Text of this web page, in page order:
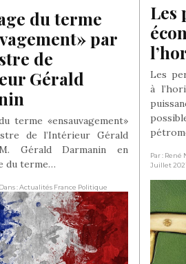
Les
Les
à
Par : René
Juillet
du terme
par
de
Gérald
terme «ensauvagement»
de l’Intérieur Gérald
Gérald Darmanin en
du terme…
: Actualités France Politique
2020